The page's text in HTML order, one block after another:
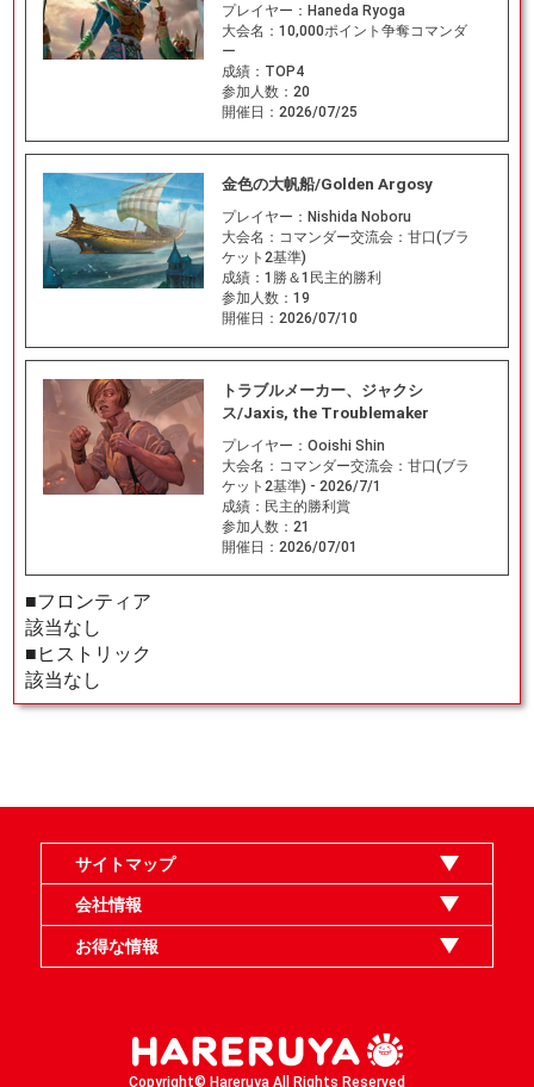
プレイヤー： Haneda Ryoga
大会名： 10,000ポイント争奪コマンダ
ー
成績： TOP4
参加人数： 20
開催日： 2026/07/25
金色の大帆船/Golden Argosy
プレイヤー： Nishida Noboru
大会名： コマンダー交流会：甘口(ブラ
ケット2基準)
成績： 1勝＆1民主的勝利
参加人数： 19
開催日： 2026/07/10
トラブルメーカー、ジャクシ
ス/Jaxis, the Troublemaker
プレイヤー： Ooishi Shin
大会名： コマンダー交流会：甘口(ブラ
ケット2基準) - 2026/7/1
成績： 民主的勝利賞
参加人数： 21
開催日： 2026/07/01
■フロンティア
該当なし
■ヒストリック
該当なし
サイトマップ
オンラインショップ
買取
記事
選手一覧
デッキ検索
デッキ構築
イベント・大会
店舗のご案内
お問い合わせ
ヘルプ
FAQ
会社情報
利用規約
スタッフ募集
特定商取引法表示
個人情報保護指針
企業情報
お得な情報
Copyright© Hareruya All Rights Reserved